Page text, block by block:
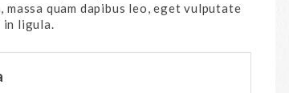
quam dapibus leo, eget vulputate
in ligula.